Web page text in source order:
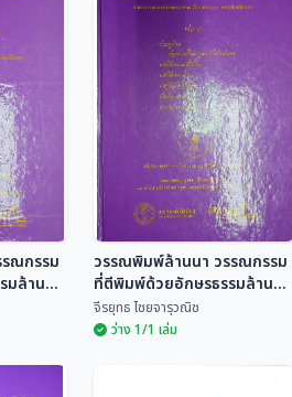
ณกรรม
ล้านนา
วรรณพิมพ์ล้านนา วรรณกรรม
ที่ตีพิมพ์ด้วยอักษรธรรมล้านนา
60 เล่ม
จีรยุทธ ไชยจารุวณิช
ว่าง 1/1 เล่ม